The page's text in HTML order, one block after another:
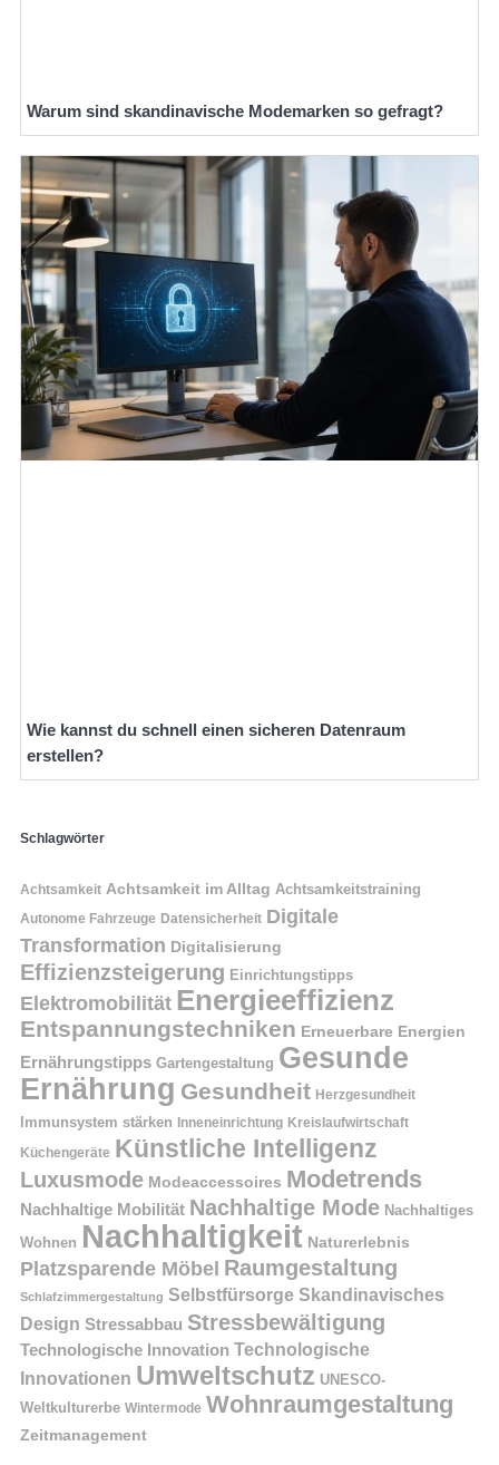
Warum sind skandinavische Modemarken so gefragt?
Wie kannst du schnell einen sicheren Datenraum
erstellen?
Schlagwörter
Achtsamkeit Achtsamkeit im Alltag Achtsamkeitstraining
Autonome Fahrzeuge Datensicherheit Digitale
Transformation Digitalisierung
Effizienzsteigerung Einrichtungstipps
Elektromobilität Energieeffizienz
Entspannungstechniken Erneuerbare Energien
Ernährungstipps Gartengestaltung Gesunde
Ernährung Gesundheit Herzgesundheit
Immunsystem stärken Inneneinrichtung Kreislaufwirtschaft
Küchengeräte Künstliche Intelligenz
Luxusmode Modeaccessoires Modetrends
Nachhaltige Mobilität Nachhaltige Mode Nachhaltiges
Wohnen Nachhaltigkeit Naturerlebnis
Platzsparende Möbel Raumgestaltung
Schlafzimmergestaltung Selbstfürsorge Skandinavisches
Design Stressabbau Stressbewältigung
Technologische Innovation Technologische
Innovationen Umweltschutz UNESCO-
Weltkulturerbe Wintermode Wohnraumgestaltung
Zeitmanagement